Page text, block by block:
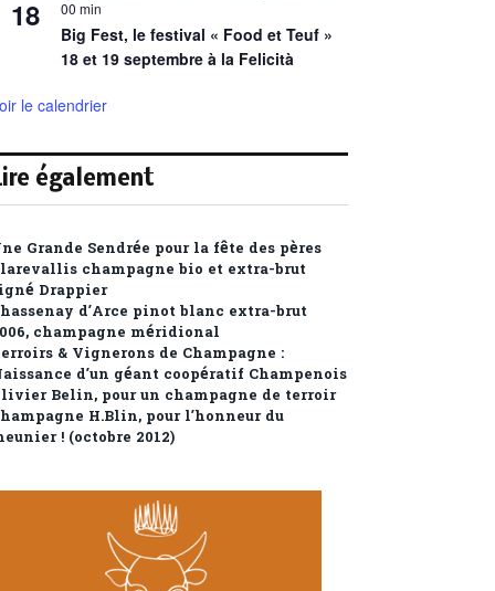
18
00 min
Big Fest, le festival « Food et Teuf »
18 et 19 septembre à la Felicità
le calendrier
également
Grande Sendrée pour la fête des pères
champagne bio et extra-brut
Drappier
d’Arce pinot blanc extra-brut
champagne méridional
& Vignerons de Champagne :
d’un géant coopératif Champenois
Belin, pour un champagne de terroir
H.Blin, pour l’honneur du
! (octobre 2012)